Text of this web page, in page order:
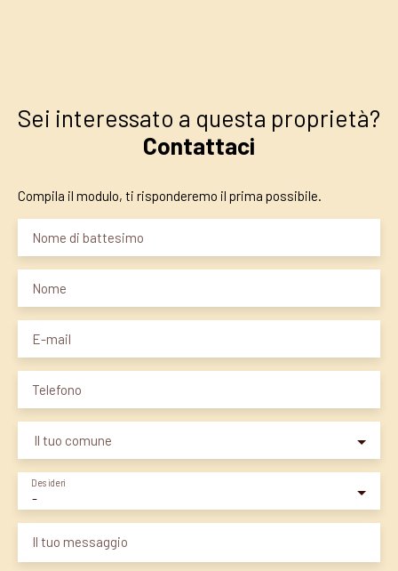
Sei interessato a questa proprietà?
Contattaci
Compila il modulo, ti risponderemo il prima possibile.
Nome di battesimo
Nome
E-mail
Telefono
Il tuo comune
-
Desideri
Il tuo messaggio